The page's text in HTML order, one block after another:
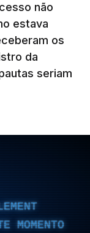
não
estava
os
da
seriam
MOMENTO